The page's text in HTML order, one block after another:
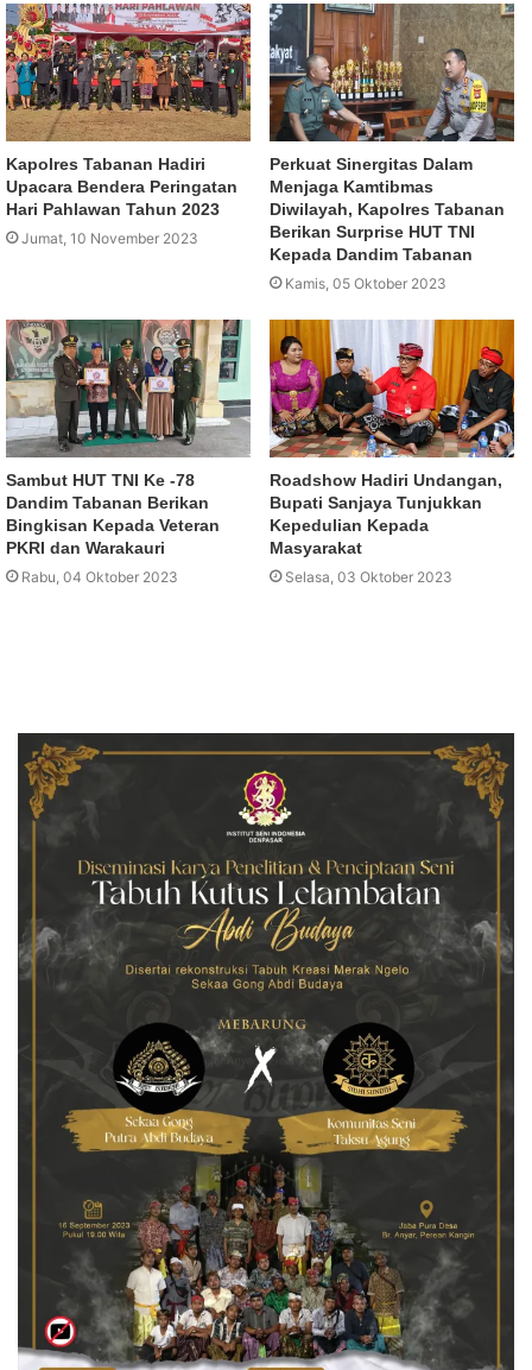
Kapolres Tabanan Hadiri
Upacara Bendera Peringatan
Hari Pahlawan Tahun 2023
Jumat, 10 November 2023
Perkuat Sinergitas Dalam
Menjaga Kamtibmas
Diwilayah, Kapolres Tabanan
Berikan Surprise HUT TNI
Kepada Dandim Tabanan
Kamis, 05 Oktober 2023
Sambut HUT TNI Ke -78
Dandim Tabanan Berikan
Bingkisan Kepada Veteran
PKRI dan Warakauri
Rabu, 04 Oktober 2023
Roadshow Hadiri Undangan,
Bupati Sanjaya Tunjukkan
Kepedulian Kepada
Masyarakat
Selasa, 03 Oktober 2023